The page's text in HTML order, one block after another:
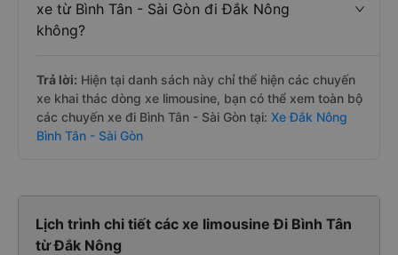
xe từ Bình Tân - Sài Gòn đi Đắk Nông
không?
Trả lời: Hiện tại danh sách này chỉ thể hiện các chuyến
xe khai thác dòng xe limousine, bạn có thể xem toàn bộ
các chuyến xe đi Bình Tân - Sài Gòn tại: Xe Đắk Nông
Bình Tân - Sài Gòn
Lịch trình chi tiết các xe limousine Đi Bình Tân
từ Đắk Nông